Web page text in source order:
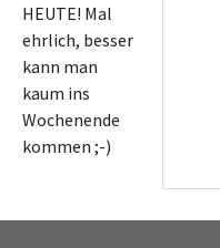
HEUTE! Mal
ehrlich, besser
kann man
kaum ins
Wochenende
kommen ;-)